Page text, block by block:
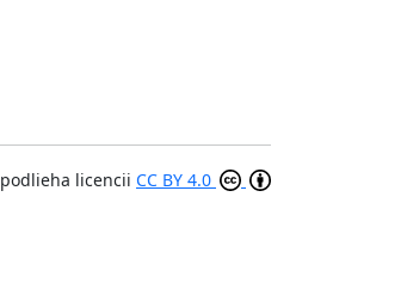
podlieha licencii CC BY 4.0